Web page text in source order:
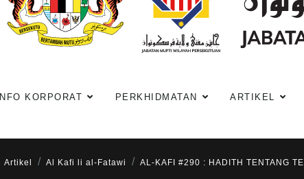
INFO KORPORAT PERKHIDMATAN ARTIKEL
Artikel Al Kafi li al-Fatawi AL-KAFI #290 : HADITH TENTANG